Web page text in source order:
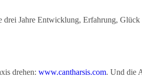
Jahre Entwicklung, Erfahrung,
drehen: www.cantharsis.com. Und die